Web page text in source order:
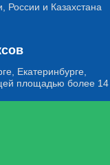
России и Казахстана
Екатеринбурге,
площадью более 14